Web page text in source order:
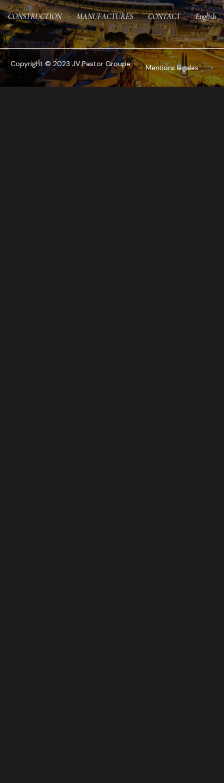
CONSTRUCTION MANUFACTURES CONTACT English
Copyright © 2023 JV Pastor Groupe Mentions légales